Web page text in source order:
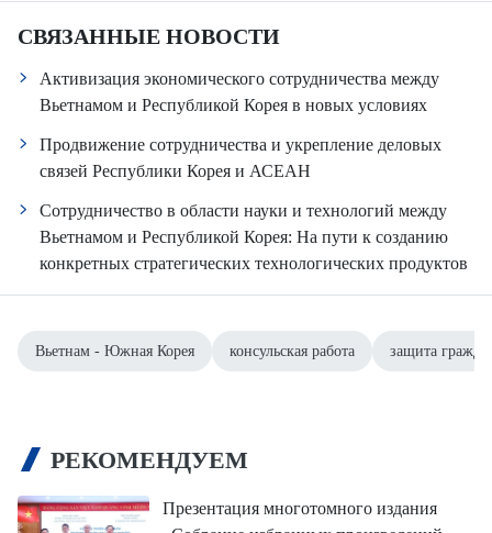
СВЯЗАННЫЕ НОВОСТИ
Активизация экономического сотрудничества между
Вьетнамом и Республикой Корея в новых условиях
Продвижение сотрудничества и укрепление деловых
связей Республики Корея и АСЕАН
Сотрудничество в области науки и технологий между
Вьетнамом и Республикой Корея: На пути к созданию
конкретных стратегических технологических продуктов
Вьетнам - Южная Корея консульская работа защита
РЕКОМЕНДУЕМ
Презентация многотомного издания